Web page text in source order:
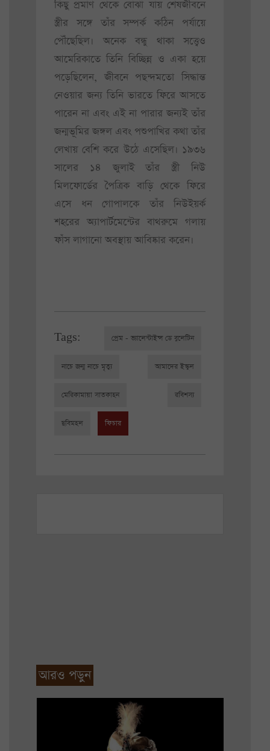
কিছু প্রমাণ থেকে বোঝা যায় শেষজীবনে
স্ত্রীর সঙ্গে তাঁর সম্পর্ক কঠিন পর্যায়ে
পৌঁছেছিল। অনেক বন্ধু থাকা সত্ত্বেও
আমেরিকাতে তিনি বিচ্ছিন্ন ও একা হয়ে
পড়েছিলেন, জীবনে পছন্দমতো সিদ্ধান্ত
নেওয়ার জন্য তিনি ভারতে ফিরে আসতে
পারেন না এবং এই না পারার জন্যই তাঁর
জন্মভূমির জঙ্গল এবং পশুপাখির কথা তাঁর
লেখায় বেশি করে উঠে এসেছিল। ১৯৩৬
সালের ১৪ জুলাই তাঁর স্ত্রী নিউ
মিলফোর্ডের পৈত্রিক বাড়ি থেকে ফিরে
এসে ধন গোপালকে তাঁর নিউইয়র্ক
শহরের অ্যাপার্টমেন্টের বাথরুমে গলায়
ফাঁস লাগানো অবস্থায় আবিষ্কার করেন।
Tags: প্রেম - ভ্যালেন্টাইন্স ডে বুলেটিন
নাচে জন্ম নাচে মৃত্যু আমাদের ইস্কুল
মেরিকামায়া সাতকাহন রবিশস্য
ছবিমহল ফিচার
আরও পড়ুন